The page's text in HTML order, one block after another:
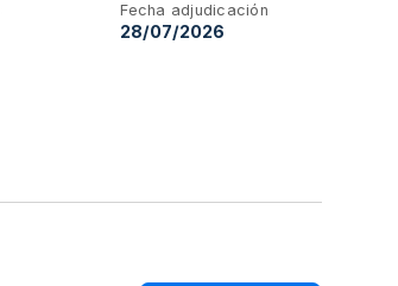
Fecha adjudicación
28/07/2026